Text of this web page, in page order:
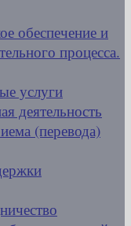
обеспечение и
процесса.
услуги
деятельность
(перевода)